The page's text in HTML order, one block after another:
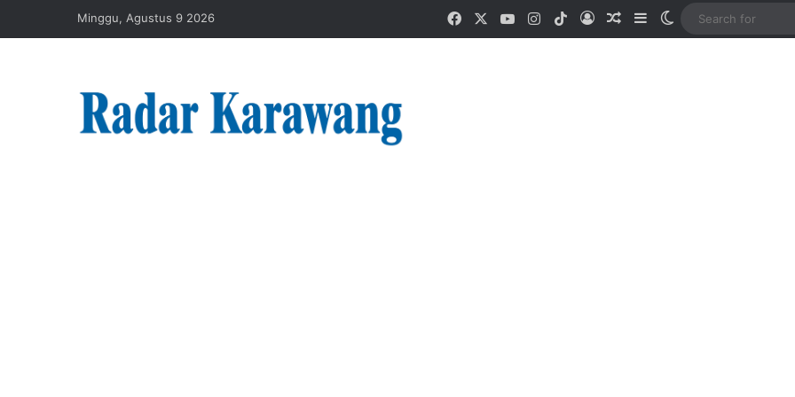
Minggu, Agustus 9 2026 FacebookYouTubeInstagram
TikTokLog InRandom Article
SidebarSwitch skin